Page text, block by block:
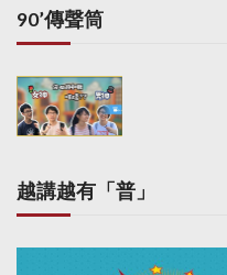
a
t
i
o
n
90’傳聲筒
越講越有「普」